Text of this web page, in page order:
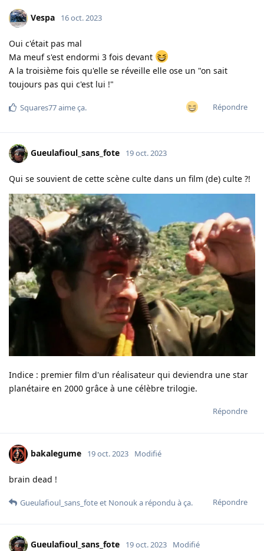
Vespa 16 oct. 2023
Oui c'était pas mal
Ma meuf s'est endormi 3 fois devant
A la troisième fois qu'elle se réveille elle ose un "on sait
toujours pas qui c'est lui !"
Répondre
Squares77aime ça.
Gueulafioul_sans_fote 19 oct. 2023
Qui se souvient de cette scène culte dans un film (de) culte ?!
Indice : premier film d'un réalisateur qui deviendra une star
planétaire en 2000 grâce à une célèbre trilogie.
Répondre
bakalegume 19 oct. 2023 Modifié
brain dead !
Répondre
Gueulafioul_sans_foteet Nonouka répondu à ça.
Gueulafioul_sans_fote 19 oct. 2023 Modifié